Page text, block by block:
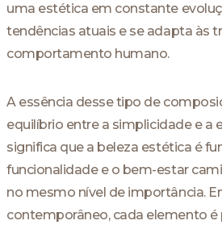
uma estética em constante
tendências atuais e se adapta às
comportamento humano.
A essência desse tipo de
equilíbrio entre a simplicidade e a
significa que a beleza estética é
funcionalidade e o bem-estar
no mesmo nível de importância.
contemporâneo, cada elemento é